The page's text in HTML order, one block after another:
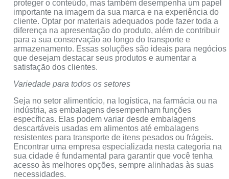
proteger o conteúdo, mas também desempenha um papel
importante na imagem da sua marca e na experiência do
cliente. Optar por materiais adequados pode fazer toda a
diferença na apresentação do produto, além de contribuir
para a sua conservação ao longo do transporte e
armazenamento. Essas soluções são ideais para negócios
que desejam destacar seus produtos e aumentar a
satisfação dos clientes.
Variedade para todos os setores
Seja no setor alimentício, na logística, na farmácia ou na
indústria, as embalagens desempenham funções
específicas. Elas podem variar desde embalagens
descartáveis usadas em alimentos até embalagens
resistentes para transporte de itens pesados ou frágeis.
Encontrar uma empresa especializada nesta categoria na
sua cidade é fundamental para garantir que você tenha
acesso às melhores opções, sempre alinhadas às suas
necessidades.